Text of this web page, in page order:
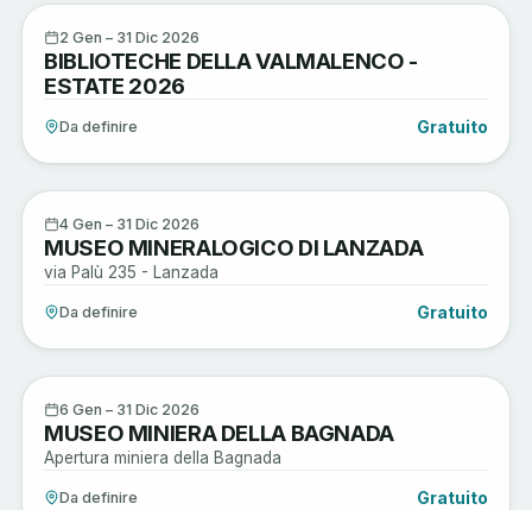
Arte e Cultura
2 Gen – 31 Dic 2026
BIBLIOTECHE DELLA VALMALENCO -
ESTATE 2026
Da definire Gratuito
Arte e Cultura
4 Gen – 31 Dic 2026
MUSEO MINERALOGICO DI LANZADA
via Palù 235 - Lanzada
Da definire Gratuito
Arte e Cultura
6 Gen – 31 Dic 2026
MUSEO MINIERA DELLA BAGNADA
Apertura miniera della Bagnada
Da definire Gratuito